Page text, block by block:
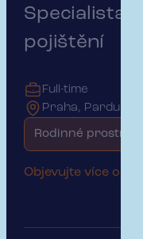
Specialista
pojištění
Full-time
Praha, Pardubice
Objevujte více o
Rodinné prostředí